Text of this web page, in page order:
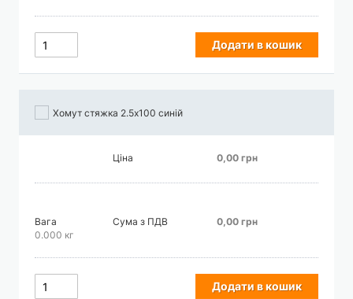
Додати в кошик
Хомут стяжка 2.5х100 синій
Ціна 0,00 грн
Вага
0.000 кг
Сума з ПДВ 0,00 грн
Додати в кошик